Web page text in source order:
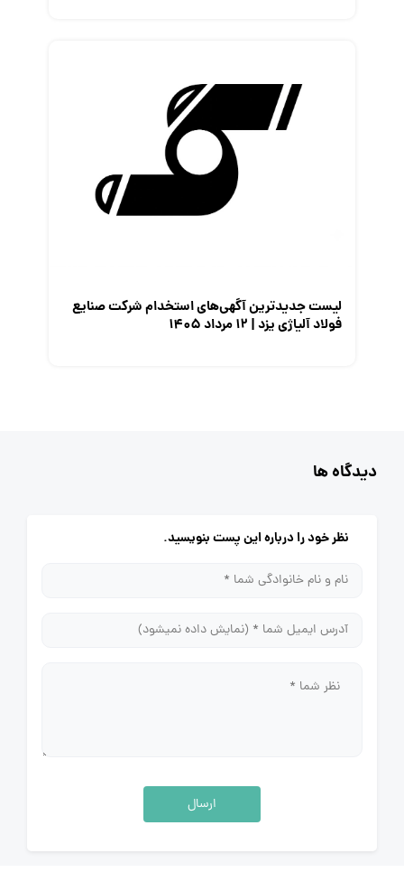
لیست جدیدترین آگهی‌های استخدام شرکت صنایع
فولاد آلیاژی یزد | ۱۲ مرداد ۱۴۰۵
دیدگاه ها
نظر خود را درباره این پست بنویسید.
ارسال